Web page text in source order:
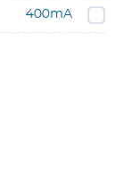
400mA